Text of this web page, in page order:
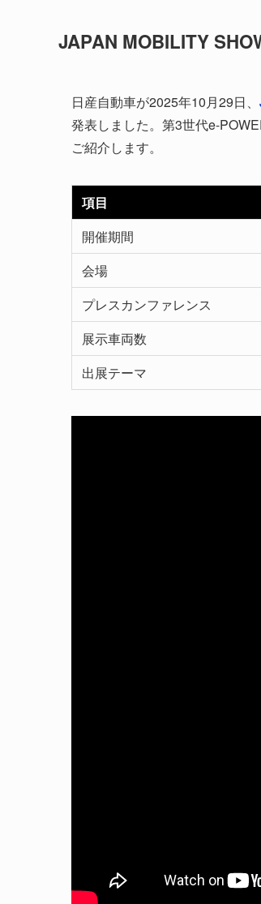
JAPAN MOBILITY
日産自動車が2025年10月29日、
発表しました。第3世代e-
ご紹介します。
項目
開催期間
会場
プレスカンファレンス
展示車両数
出展テーマ